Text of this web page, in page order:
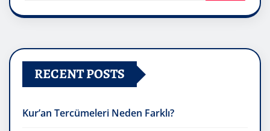
RECENT POSTS
Kur’an Tercümeleri Neden Farklı?